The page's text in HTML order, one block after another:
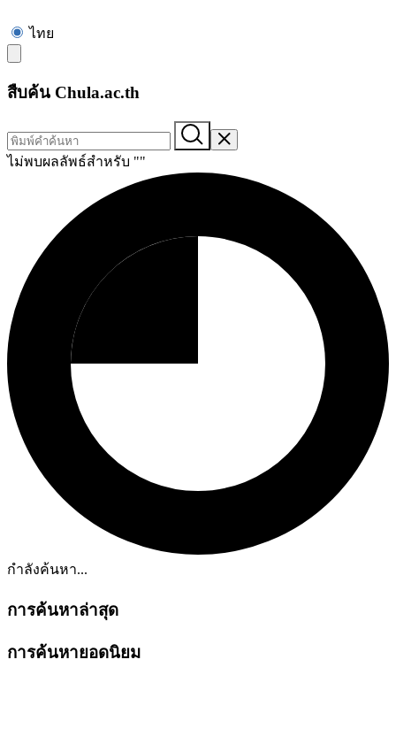
ไทย
สืบค้น Chula.ac.th
ไม่พบผลลัพธ์สำหรับ ""
กำลังค้นหา...
การค้นหาล่าสุด
การค้นหายอดนิยม